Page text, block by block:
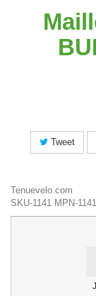
Tweet
Tenuevelo.com
SKU-1141 MPN-1141